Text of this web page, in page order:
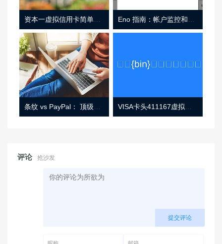
资本一虚拟信用卡简单介绍
条纹 vs PayPal： 顶级功能， 定价 （和更多！ VISA卡头411167虚拟卡基础信息
评论 抢沙发
提交评论